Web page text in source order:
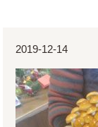
2019-12-14